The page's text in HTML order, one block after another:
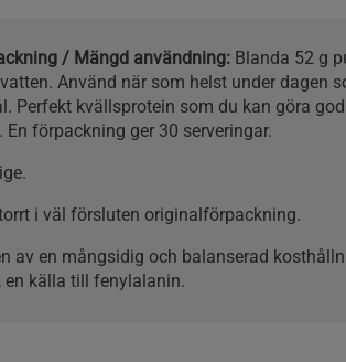
/ Mängd användning:Blanda 52 g
Använd när som helst under dagen
Perfekt kvällsprotein som du kan göra god
förpackning ger 30 serveringar.
i väl försluten originalförpackning.
av en mångsidig och balanserad
en källa till fenylalanin.